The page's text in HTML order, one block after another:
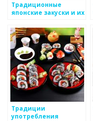
Традиционные
японские закуски и их
Традиции
употребления